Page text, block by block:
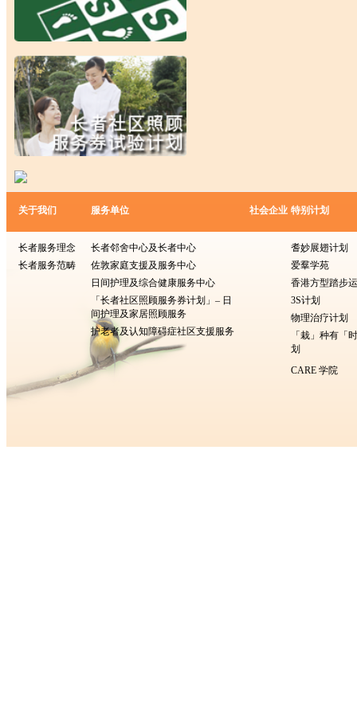
关于我们
长者服务理念
长者服务范畴
服务单位
长者邻舍中心及长者中心
佐敦家庭支援及服务中心
日间护理及综合健康服务中心
「长者社区照顾服务券计划」– 日
间护理及家居照顾服务
护老者及认知障碍症社区支援服务
社会企业 特别计划
耆妙展翅计划
爱羣学苑
香港方型​​踏步
3S计划
物理治疗计划
「栽」种有
划
CARE 学院